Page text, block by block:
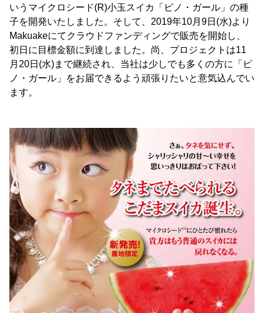
いうマイクロシード(R)小玉スイカ「ピノ・ガール」の種
子を開発いたしました。そして、2019年10月9日(水)より
Makuakeにてクラウドファンディングで販売を開始し、
初日に目標金額に到達しました。尚、プロジェクトは11
月20日(水)まで継続され、当社は少しでも多くの方に「ピ
ノ・ガール」をお届できるよう頑張りたいと意気込んでい
ます。